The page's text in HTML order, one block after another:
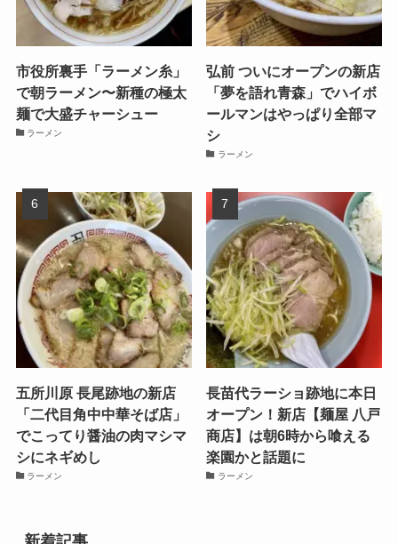
市役所裏手「ラーメン糸」
で朝ラーメン〜新種の極太
麺で大盛チャーシュー
ラーメン
弘前 ついにオープンの新店
「夢を語れ青森」でハイボ
ールマンはやっぱり全部マ
シ
ラーメン
五所川原 長尾跡地の新店
「二代目角中中華そば店」
でこってり醤油の肉マシマ
シにネギめし
ラーメン
長苗代ラーショ跡地に本日
オープン！新店【麺屋 八戸
商店】は朝6時から喰える
楽園かと話題に
ラーメン